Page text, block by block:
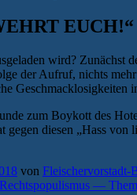
wird?
der Aufruf, nichts
zum Boykott des
gegen diesen „Hass
von Fleischervorstadt-
—